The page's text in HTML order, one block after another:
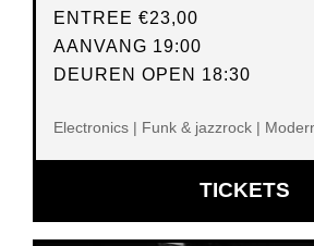
ENTREE €23,00
AANVANG 19:00
DEUREN OPEN 18:30
Electronics | Funk & jazzrock |
TICKETS
IN